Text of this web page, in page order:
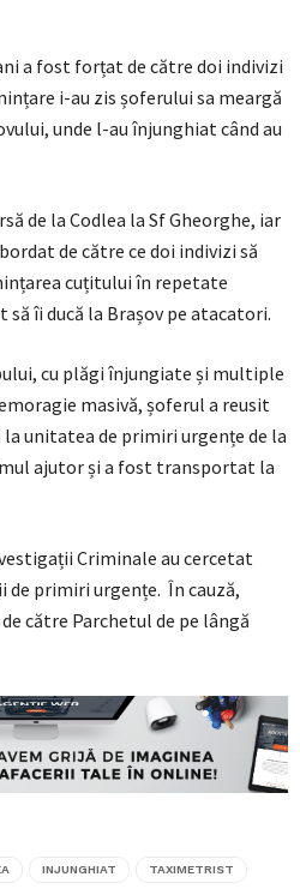
a fost forțat de către doi indivizi
i-au zis șoferului sa meargă
unde l-au înjunghiat când au
de la Codlea la Sf Gheorghe, iar
de către ce doi indivizi să
cuțitului în repetate
îi ducă la Brașov pe atacatori.
cu plăgi înjungiate și multiple
masivă, șoferul a reusit
unitatea de primiri urgențe de la
ajutor și a fost transportat la
Criminale au cercetat
primiri urgențe. În cauză,
către Parchetul de pe lângă
INJUNGHIAT TAXIMETRIST